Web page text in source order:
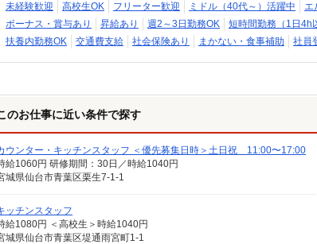
未経験歓迎
高校生OK フリーター歓迎 ミドル（40代～）活躍中 エ
ボーナス・賞与あり
昇給あり 週2～3日勤務OK 短時間勤務（1日4h
扶養内勤務OK
交通費支給 社会保険あり まかない・食事補助 社員
のお仕事に近い条件で探す
ウンター・キッチンスタッフ ＜優先募集日時＞土日祝 11:00〜17:00
給1060円 研修期間：30日／時給1040円
城県仙台市青葉区栗生7-1-1
ッチンスタッフ
給1080円 ＜高校生＞時給1040円
城県仙台市青葉区堤通雨宮町1-1